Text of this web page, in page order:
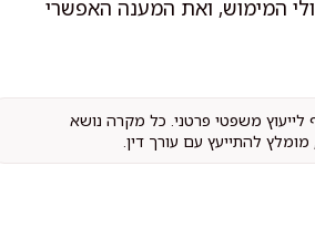
המימוש, ואת המענה האפשרי
לייעוץ משפטי פרטני. כל מקרה נושא
להתייעץ עם עורך דין.